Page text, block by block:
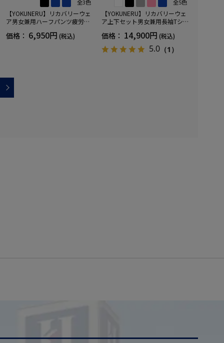
全3色
【YOKUNERU】リカバリーウェ
ア男女兼用ハーフパンツ疲労回
IX(R)【一般医療機器】SS～LLサ
価格： 6,950円 (税込)
全5色
【YOKUNERU】リカバリーウェ
ア上下セット男女兼用長袖Tシャ
進遠赤外線快眠NANOMIX(R)【一
般医療機器】SS～LLサイズ
価格： 14,900円 (税込)
5.0 （1）